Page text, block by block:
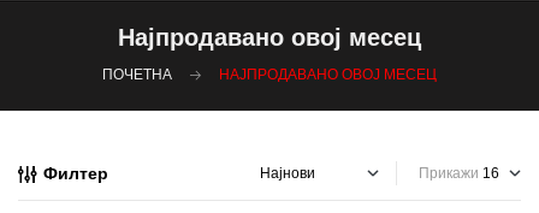
Најпродавано овој месец
ПОЧЕТНА НАЈПРОДАВАНО ОВОЈ МЕСЕЦ
Филтер Прикажи